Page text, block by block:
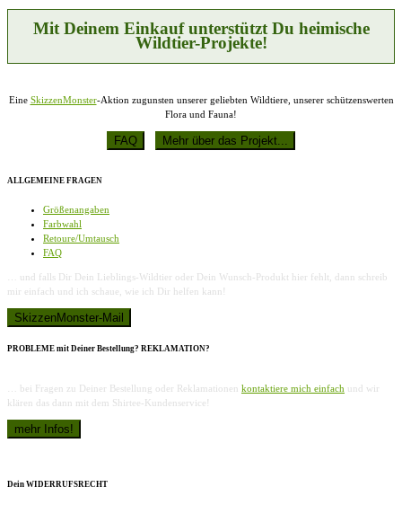
Produktseite
gewählt
werden
Mit Deinem Einkauf unterstützt Du heimische
Wildtier-Projekte!
Eine SkizzenMonster-Aktion zugunsten unserer geliebten Wildtiere, unserer schützenswerten
Flora und Fauna!
ALLGEMEINE FRAGEN
Größenangaben
Farbwahl
Retoure/Umtausch
FAQ
… und falls Dir Dein Lieblings-Wildtier oder Dein Wunsch-Produkt hier fehlt, dann schreib
mir einfach und ich schaue, wie ich Dir helfen kann!
PROBLEME mit Deiner Bestellung? REKLAMATION?
… bei Fragen zu Deiner Bestellung oder Reklamationen kontaktiere mich einfach und wir
klären das dann mit dem Shirtee-Kundenservice!
Dein WIDERRUFSRECHT